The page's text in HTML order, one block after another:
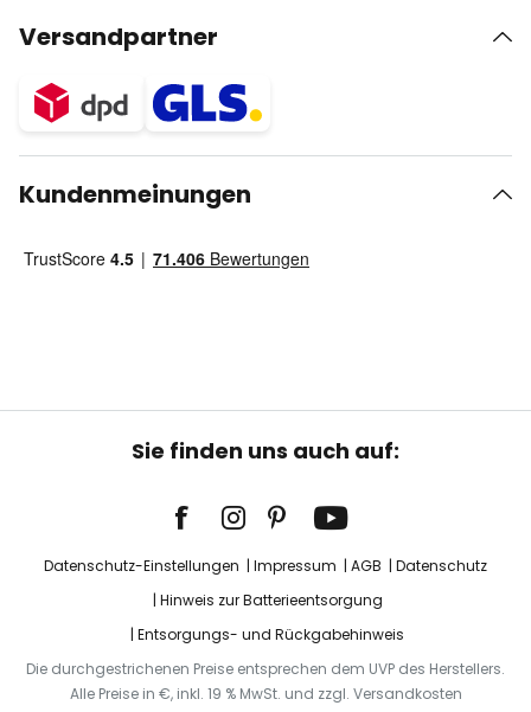
Versandpartner
Kundenmeinungen
Sie finden uns auch auf:
Datenschutz-Einstellungen Impressum AGB
Datenschutz
Hinweis zur Batterieentsorgung
Entsorgungs- und Rückgabehinweis
Die durchgestrichenen Preise entsprechen dem UVP des Herstellers.
Alle Preise in €, inkl. 19 % MwSt. und zzgl. Versandkosten